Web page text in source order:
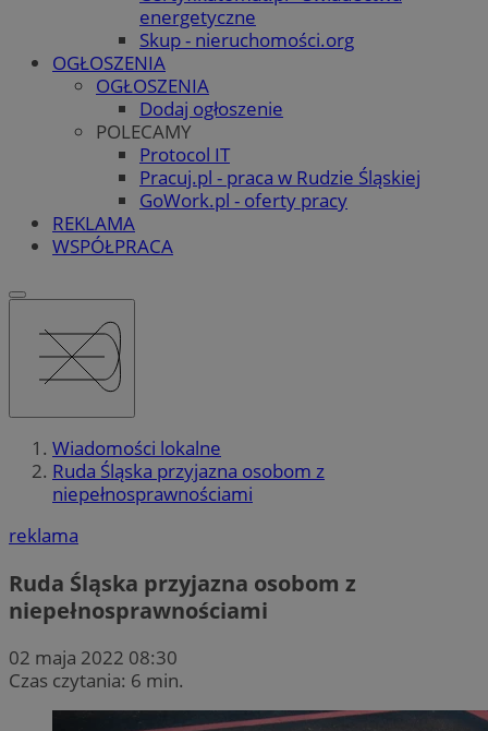
energetyczne
Skup - nieruchomości.org
OGŁOSZENIA
OGŁOSZENIA
Dodaj ogłoszenie
POLECAMY
Protocol IT
Pracuj.pl - praca w Rudzie Śląskiej
GoWork.pl - oferty pracy
REKLAMA
WSPÓŁPRACA
Wiadomości lokalne
Ruda Śląska przyjazna osobom z
niepełnosprawnościami
reklama
Ruda Śląska przyjazna osobom z
niepełnosprawnościami
02 maja 2022 08:30
Czas czytania: 6 min.